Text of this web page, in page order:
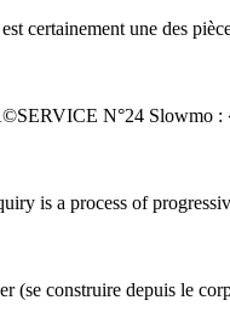
certainement une des
N°24 Slowmo :
is a process of
construire depuis le